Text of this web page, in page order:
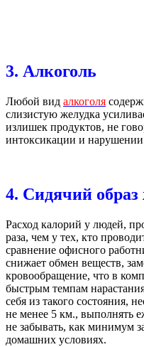
3. Алкоголь
Любой вид алкоголя
слизистую желудка
излишек продуктов, не
интоксикации и нарушении
4. Сидячий
Расход калорий у людей,
раза, чем у тех, кто
сравнение офисного
снижает обмен веществ,
кровообращение, что в
быстрым темпам
себя из такого состояния,
не менее 5 км., выполнять
не забывать, как минимум
домашних условиях.